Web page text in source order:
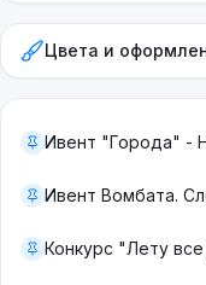
Цвета и
Ивент "Города" -
Ивент Вомбата.
Конкурс "Лету